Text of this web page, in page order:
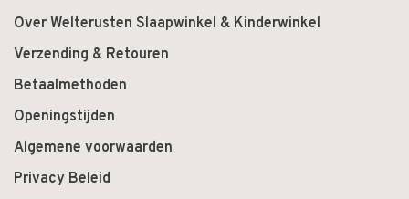
Over Welterusten Slaapwinkel & Kinderwinkel
Verzending & Retouren
Betaalmethoden
Openingstijden
Algemene voorwaarden
Privacy Beleid